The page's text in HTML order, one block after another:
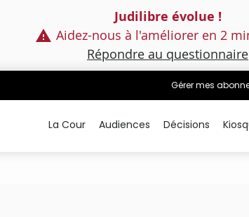
Judilibre évolue !
Aidez-nous à l'améliorer en 2
Répondre au questionnaire
Gérer mes
La Cour Audiences Décisions